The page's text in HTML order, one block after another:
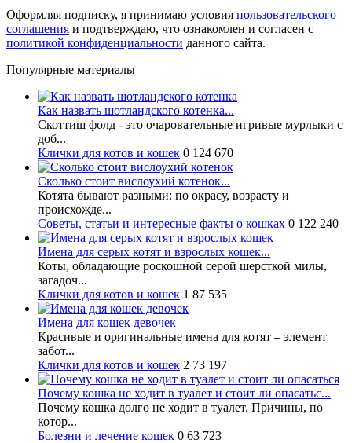
Оформляя подписку, я принимаю условия пользовательского
соглашения и подтверждаю, что ознакомлен и согласен с
политикой конфиденциальности данного сайта.
Популярные материалы
Как назвать шотландского котенка...
Скоттиш фолд - это очаровательные игривые мурлыки с
доб...
Клички для котов и кошек 0 124 670
Сколько стоит вислоухий котенок...
Котята бывают разными: по окрасу, возрасту и
происхожде...
Советы, статьи и интересные факты о кошках 0 122 240
Имена для серых котят и взрослых кошек...
Коты, обладающие роскошной серой шерсткой милы,
загадоч...
Клички для котов и кошек 1 87 535
Имена для кошек девочек
Красивые и оригинальные имена для котят – элемент
забот...
Клички для котов и кошек 2 73 197
Почему кошка не ходит в туалет и стоит ли опасатьс...
Почему кошка долго не ходит в туалет. Причины, по
котор...
Болезни и лечение кошек 0 63 723